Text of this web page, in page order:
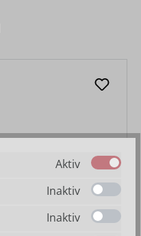
Aktiv
Inaktiv
Inaktiv